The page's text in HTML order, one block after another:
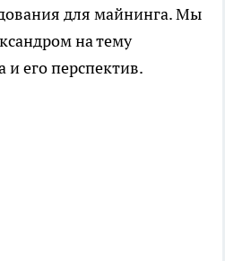
для майнинга. Мы
на тему
и его перспектив.